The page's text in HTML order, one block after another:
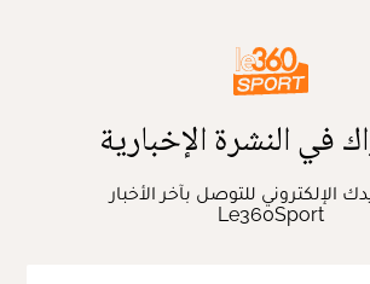
في النشرة الإخبارية
الإلكتروني للتوصل بآخر الأخبار
Le360Sport